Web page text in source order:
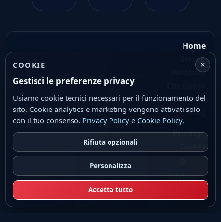
Geminit Srl
P.IVA 01936250677 — © 2026
Home
Servizi
Portfolio
Contatti
Blog
Privacy|
Gestisci
×
COOKIE
Gestisci le preferenze privacy
Usiamo cookie tecnici necessari per il funzionamento del
sito. Cookie analytics e marketing vengono attivati solo
con il tuo consenso. Privacy Policy e Cookie Policy.
Rifiuta opzionali
Personalizza
Accetta tutto